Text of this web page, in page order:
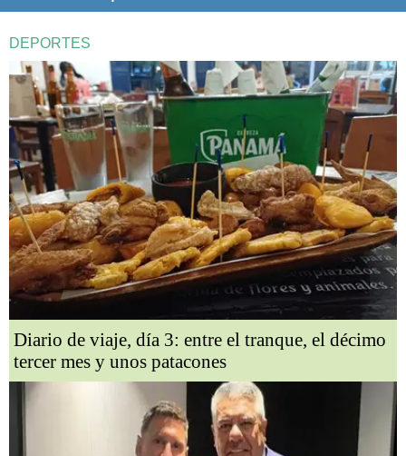
DEPORTES
Diario de viaje, día 3: entre el tranque, el décimo
tercer mes y unos patacones